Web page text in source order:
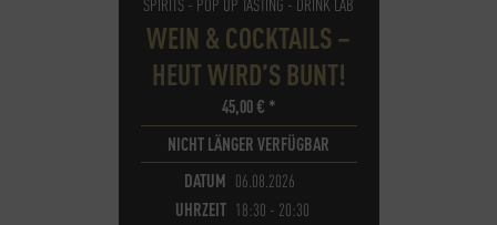
WEIN & COCKTAILS –
HEUT WIRD’S BUNT!
45,00€ *
NICHT LÄNGER VERFÜGBAR
DATUM 06.08.2026
UHRZEIT 18:30 - 20:30